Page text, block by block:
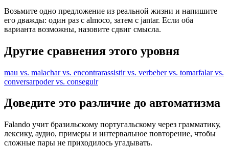
Возьмите одно предложение из реальной жизни и напишите
его дважды: один раз с almoco, затем с jantar. Если оба
варианта возможны, назовите сдвиг смысла.
Другие сравнения этого уровня
mau vs. malachar vs. encontrarassistir vs. verbeber vs. tomarfalar vs.
conversarpoder vs. conseguir
Доведите это различие до автоматизма
Falando учит бразильскому португальскому через грамматику,
лексику, аудио, примеры и интервальное повторение, чтобы
сложные пары не приходилось угадывать.